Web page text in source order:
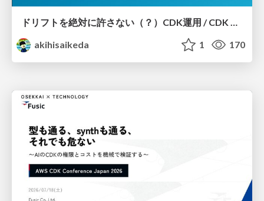
ドリフトを絶対に許さない（？）CDK運用 / CDK Ops with Zero Tolerance for Drifts (?)
akihisaikeda
1 170